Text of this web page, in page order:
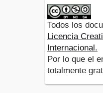
Todos los
Licencia
Internacional.
Por lo que el
totalmente